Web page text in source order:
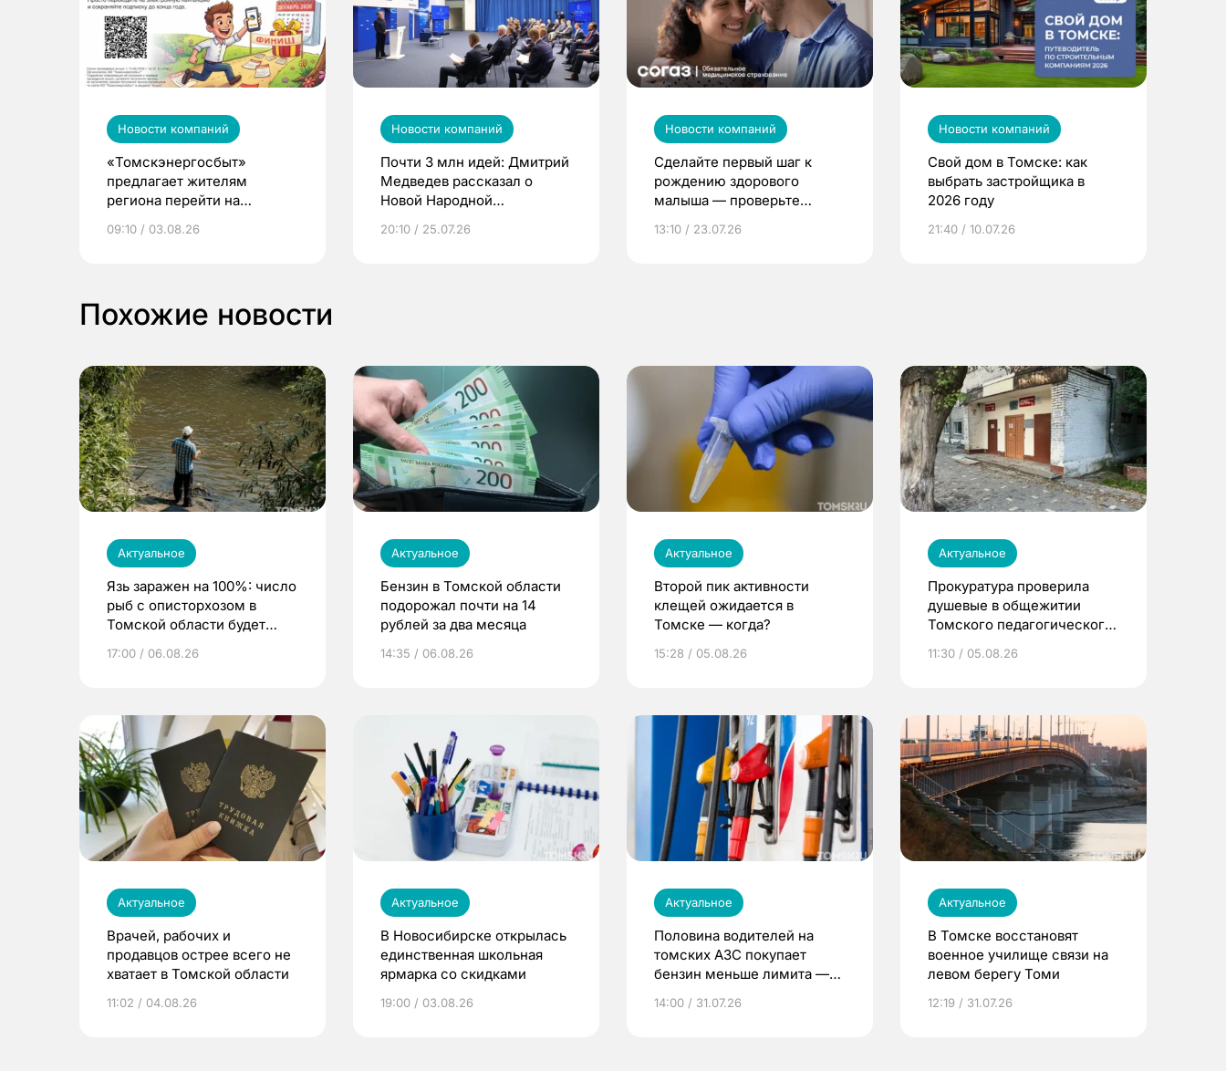
Новости компаний
«Томскэнергосбыт»
предлагает жителям
региона перейти на
выиграть призы
09:10 / 03.08.26
Новости компаний
Почти 3 млн идей: Дмитрий
Медведев рассказал о
Новой Народной
20:10 / 25.07.26
Новости компаний
Сделайте первый шаг к
рождению здорового
малыша — проверьте
по ОМС!
13:10 / 23.07.26
Новости компаний
Свой дом в Томске: как
выбрать застройщика в
2026 году
21:40 / 10.07.26
Похожие новости
Актуальное
Язь заражен на 100%: число
рыб с описторхозом в
Томской области будет
17:00 / 06.08.26
Актуальное
Бензин в Томской области
подорожал почти на 14
рублей за два месяца
14:35 / 06.08.26
Актуальное
Второй пик активности
клещей ожидается в
Томске — когда?
15:28 / 05.08.26
Актуальное
Прокуратура проверила
душевые в общежитии
Томского педагогического
11:30 / 05.08.26
Актуальное
Врачей, рабочих и
продавцов острее всего не
хватает в Томской области
11:02 / 04.08.26
Актуальное
В Новосибирске открылась
единственная школьная
ярмарка со скидками
19:00 / 03.08.26
Актуальное
Половина водителей на
томских АЗС покупает
бензин меньше лимита —
14:00 / 31.07.26
Актуальное
В Томске восстановят
военное училище связи на
левом берегу Томи
12:19 / 31.07.26